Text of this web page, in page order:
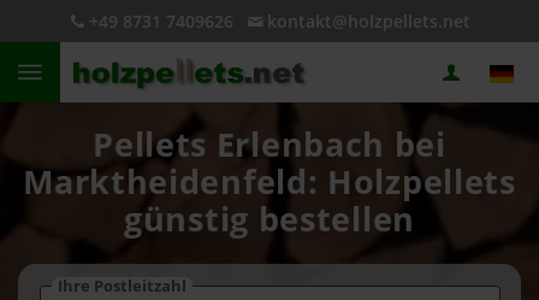
+49 8731 7409626 kontakt@holzpellets.net
Pellets Erlenbach bei
Marktheidenfeld: Holzpellets
günstig bestellen
Ihre Postleitzahl